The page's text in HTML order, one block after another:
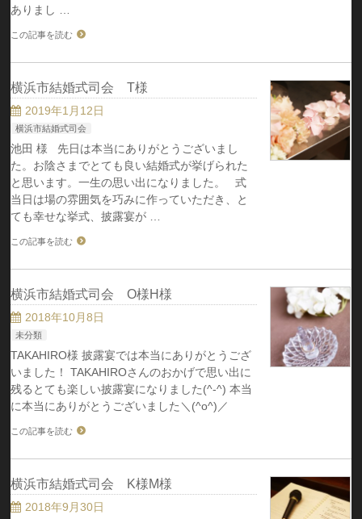
ありまし …
この記事を読む
横浜市結婚式司会 T様
2019年1月12日
横浜市結婚式司会
池田 様 先日は本当にありがとうございまし
た。お陰さまでとても良い結婚式が挙げられた
と思います。一生の思い出になりました。 式
当日は場の雰囲気を巧みに作っていただき、と
ても幸せな挙式、披露宴が …
この記事を読む
横浜市結婚式司会 O様H様
2018年10月8日
未分類
TAKAHIRO様 披露宴では本当にありがとうござ
いました！ TAKAHIROさんのおかげで思い出に
残るとても楽しい披露宴になりました(^-^) 本当
に本当にありがとうございました＼(^o^)／
この記事を読む
横浜市結婚式司会 K様M様
2018年9月30日